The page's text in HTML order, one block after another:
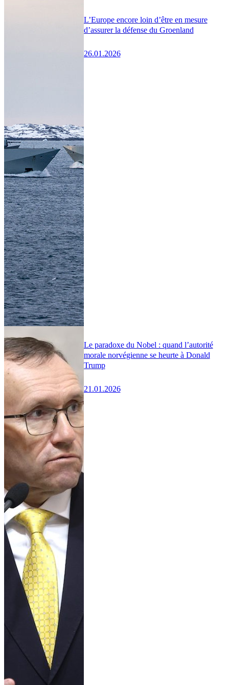
L’Europe encore loin d’être en mesure
d’assurer la défense du Groenland
26.01.2026
Le paradoxe du Nobel : quand l’autorité
morale norvégienne se heurte à Donald
Trump
21.01.2026